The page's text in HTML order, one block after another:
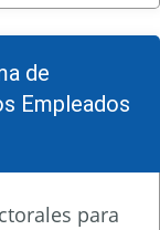
de
Empleados
para